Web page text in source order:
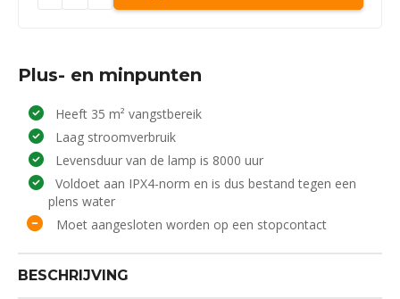
Plus- en minpunten
Heeft 35 m² vangstbereik
Laag stroomverbruik
Levensduur van de lamp is 8000 uur
Voldoet aan IPX4-norm en is dus bestand tegen een
plens water
Moet aangesloten worden op een stopcontact
BESCHRIJVING